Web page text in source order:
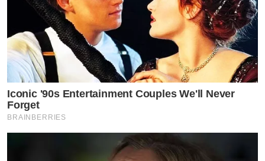
Iconic '90s Entertainment Couples We'll Never
Forget
BRAINBERRIES